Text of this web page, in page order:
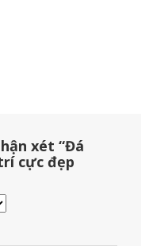
xét “Đá
cực đẹp